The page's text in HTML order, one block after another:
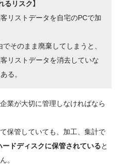
リスク】
リストデータを自宅のPCで加
そのまま廃棄してしまうと、
リストデータを消去していな
る。
業が大切に管理しなければなら
保管していても、加工、集計で
ドディスクに保管されていると
。